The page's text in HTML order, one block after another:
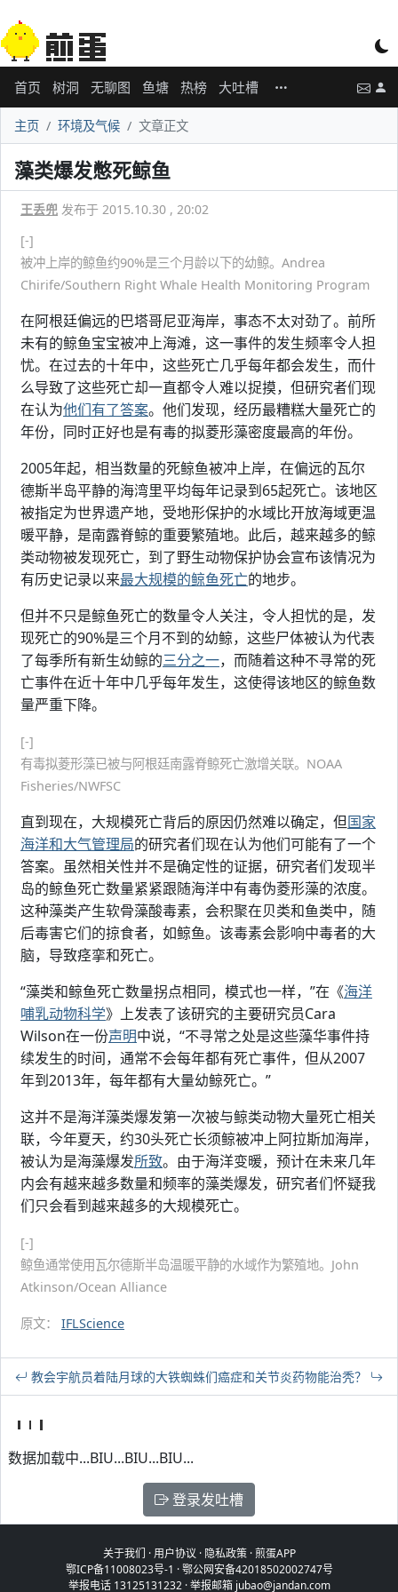
首页 树洞 无聊图 鱼塘 热榜 大吐槽
主页 环境及气候 文章正文
藻类爆发憋死鲸鱼
王丢兜 发布于 2015.10.30 , 20:02
[-]
被冲上岸的鲸鱼约90%是三个月龄以下的幼鲸。Andrea
Chirife/Southern Right Whale Health Monitoring Program
在阿根廷偏远的巴塔哥尼亚海岸，事态不太对劲了。前所
未有的鲸鱼宝宝被冲上海滩，这一事件的发生频率令人担
忧。在过去的十年中，这些死亡几乎每年都会发生，而什
么导致了这些死亡却一直都令人难以捉摸，但研究者们现
在认为他们有了答案。他们发现，经历最糟糕大量死亡的
年份，同时正好也是有毒的拟菱形藻密度最高的年份。
2005年起，相当数量的死鲸鱼被冲上岸，在偏远的瓦尔
德斯半岛平静的海湾里平均每年记录到65起死亡。该地区
被指定为世界遗产地，受地形保护的水域比开放海域更温
暖平静，是南露脊鲸的重要繁殖地。此后，越来越多的鲸
类动物被发现死亡，到了野生动物保护协会宣布该情况为
有历史记录以来最大规模的鲸鱼死亡的地步。
但并不只是鲸鱼死亡的数量令人关注，令人担忧的是，发
现死亡的90%是三个月不到的幼鲸，这些尸体被认为代表
了每季所有新生幼鲸的三分之一，而随着这种不寻常的死
亡事件在近十年中几乎每年发生，这使得该地区的鲸鱼数
量严重下降。
[-]
有毒拟菱形藻已被与阿根廷南露脊鲸死亡激增关联。NOAA
Fisheries/NWFSC
直到现在，大规模死亡背后的原因仍然难以确定，但国家
海洋和大气管理局的研究者们现在认为他们可能有了一个
答案。虽然相关性并不是确定性的证据，研究者们发现半
岛的鲸鱼死亡数量紧紧跟随海洋中有毒伪菱形藻的浓度。
这种藻类产生软骨藻酸毒素，会积聚在贝类和鱼类中，随
后毒害它们的掠食者，如鲸鱼。该毒素会影响中毒者的大
脑，导致痉挛和死亡。
“藻类和鲸鱼死亡数量拐点相同，模式也一样，”在《海洋
哺乳动物科学》上发表了该研究的主要研究员Cara
Wilson在一份声明中说，“不寻常之处是这些藻华事件持
续发生的时间，通常不会每年都有死亡事件，但从2007
年到2013年，每年都有大量幼鲸死亡。”
这并不是海洋藻类爆发第一次被与鲸类动物大量死亡相关
联，今年夏天，约30头死亡长须鲸被冲上阿拉斯加海岸，
被认为是海藻爆发所致。由于海洋变暖，预计在未来几年
内会有越来越多数量和频率的藻类爆发，研究者们怀疑我
们只会看到越来越多的大规模死亡。
[-]
鲸鱼通常使用瓦尔德斯半岛温暖平静的水域作为繁殖地。John
Atkinson/Ocean Alliance
原文： IFLScience
教会宇航员着陆月球的大铁蜘蛛们癌症和关节炎药物能治秃？
数据加载中...BIU...BIU...BIU...
登录发吐槽
关于我们 ·用户协议 · 隐私政策·煎蛋APP
鄂ICP备11008023号-1 ·鄂公网安备42018502002747号
举报电话 13125131232 · 举报邮箱 jubao@jandan.com